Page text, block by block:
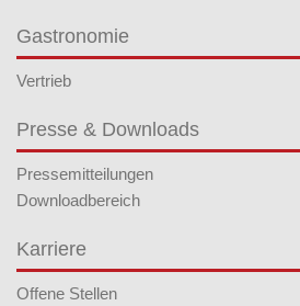
Gastronomie
Vertrieb
Presse & Downloads
Pressemitteilungen
Downloadbereich
Karriere
Offene Stellen